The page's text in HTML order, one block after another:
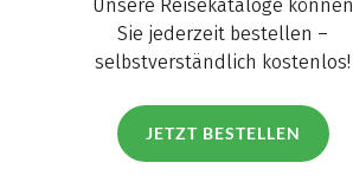
Unsere Reisekataloge können
Sie jederzeit bestellen –
selbstverständlich kostenlos!
JETZT BESTELLEN